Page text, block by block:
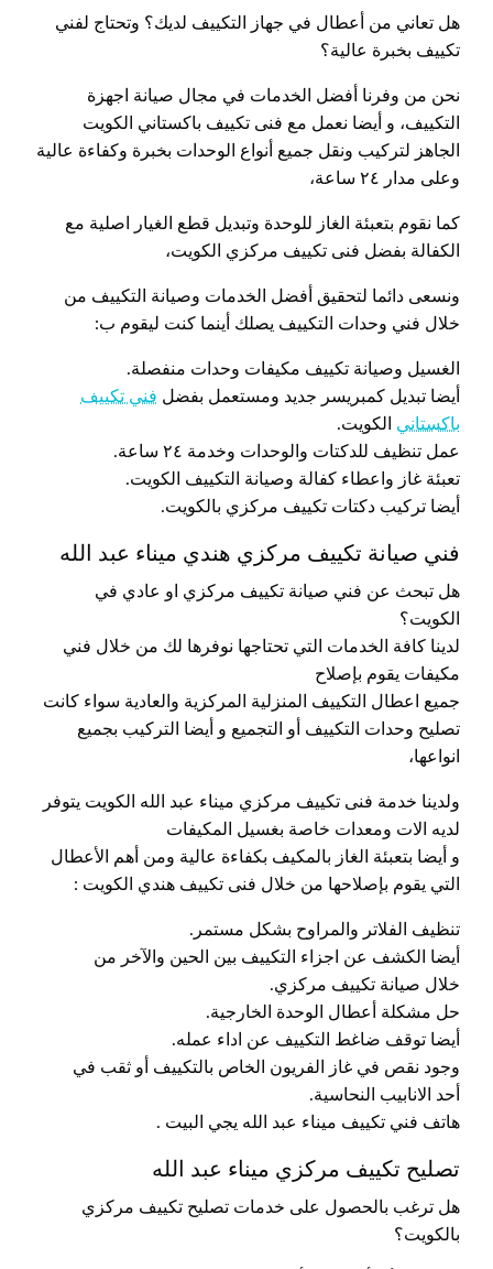
هل تعاني من أعطال في جهاز التكييف لديك؟ وتحتاج لفني
تكييف بخبرة عالية؟
نحن من وفرنا أفضل الخدمات في مجال صيانة اجهزة
التكييف، و أيضا نعمل مع فنى تكييف باكستاني الكويت
الجاهز لتركيب ونقل جميع أنواع الوحدات بخبرة وكفاءة عالية
وعلى مدار ٢٤ ساعة،
كما نقوم بتعبئة الغاز للوحدة وتبديل قطع الغيار اصلية مع
الكفالة بفضل فنى تكييف مركزي الكويت،
ونسعى دائما لتحقيق أفضل الخدمات وصيانة التكييف من
خلال فني وحدات التكييف يصلك أينما كنت ليقوم ب:
الغسيل وصيانة تكييف مكيفات وحدات منفصلة.
أيضا تبديل كمبريسر جديد ومستعمل بفضل فني تكييف
باكستاني الكويت.
عمل تنظيف للدكتات والوحدات وخدمة ٢٤ ساعة.
تعبئة غاز واعطاء كفالة وصيانة التكييف الكويت.
أيضا تركيب دكتات تكييف مركزي بالكويت.
فني صيانة تكييف مركزي هندي ميناء عبد الله
هل تبحث عن فني صيانة تكييف مركزي او عادي في
الكويت؟
لدينا كافة الخدمات التي تحتاجها نوفرها لك من خلال فني
مكيفات يقوم بإصلاح
جميع اعطال التكييف المنزلية المركزية والعادية سواء كانت
تصليح وحدات التكييف أو التجميع و أيضا التركيب بجميع
انواعها،
ولدينا خدمة فنى تكييف مركزي ميناء عبد الله الكويت يتوفر
لديه الات ومعدات خاصة بغسيل المكيفات
و أيضا بتعبئة الغاز بالمكيف بكفاءة عالية ومن أهم الأعطال
التي يقوم بإصلاحها من خلال فنى تكييف هندي الكويت :
تنظيف الفلاتر والمراوح بشكل مستمر.
أيضا الكشف عن اجزاء التكييف بين الحين والآخر من
خلال صيانة تكييف مركزي.
حل مشكلة أعطال الوحدة الخارجية.
أيضا توقف ضاغط التكييف عن اداء عمله.
وجود نقص في غاز الفريون الخاص بالتكييف أو ثقب في
أحد الانابيب النحاسية.
هاتف فني تكييف ميناء عبد الله يجي البيت .
تصليح تكييف مركزي ميناء عبد الله
هل ترغب بالحصول على خدمات تصليح تكييف مركزي
بالكويت؟